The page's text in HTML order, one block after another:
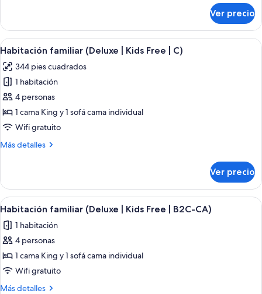
doble
(Kids
Free
C)
Ver precio
Abrir
todas
las
fotos
de
Habitación
familiar
|
C)
Una habitación de hotel con dos
5
Habitación familiar (Deluxe | Kids Free | C)
344 pies cuadrados
1 habitación
4 personas
1 cama King y 1 sofá cama individual
Wifi gratuito
Más detalles
Más
familiar
(Deluxe
|
Free
Ver precio
Abrir
todas
las
fotos
de
Habitación
familiar
Una habitación de hotel con dos
5
Habitación familiar (Deluxe | Kids Free | B2C-CA)
1 habitación
4 personas
1 cama King y 1 sofá cama individual
Wifi gratuito
Más detalles
Más